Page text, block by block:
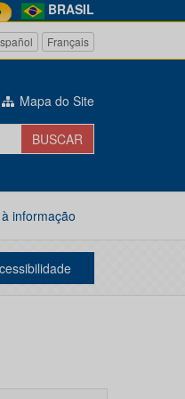
BRASIL
Français
Mapa do Site
informação